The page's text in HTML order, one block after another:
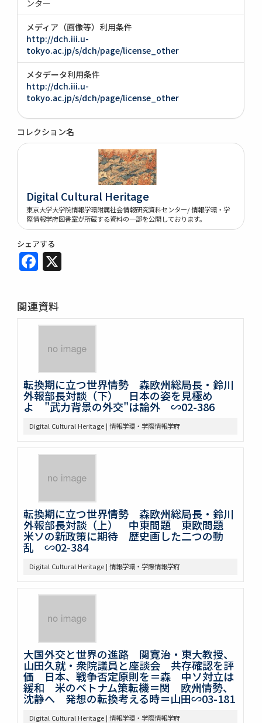
ンター
メディア（画像等）利用条件
http://dch.iii.u-
tokyo.ac.jp/s/dch/page/license_other
メタデータ利用条件
http://dch.iii.u-
tokyo.ac.jp/s/dch/page/license_other
コレクション名
Digital Cultural Heritage
東京大学大学院情報学環附属社会情報研究資料センター/ 情報学環・学
際情報学府図書室が所蔵する資料の一部を公開しております。
シェアする
Facebook
関連資料
転換期に立つ世界情勢 森欧州総局長・鈴川
外報部長対談（下） 日本の姿を見極め
よ "武力背景の外交"は論外 ∽02-386
Digital Cultural Heritage | 情報学環・学際情報学府
転換期に立つ世界情勢 森欧州総局長・鈴川
外報部長対談（上） 中東問題 東欧問題
米ソの新政策に期待 歴史画した二つの動
乱 ∽02-384
Digital Cultural Heritage | 情報学環・学際情報学府
大国外交と世界の進路 関寛治・東大教授、
山田久就・衆院議員と座談会 共存確認を評
価 日本、戦争否定原則を＝森 中ソ対立は
緩和 米のベトナム策転機＝関 欧州情勢、
沈静へ 発想の転換考える時＝山田∽03-181
Digital Cultural Heritage | 情報学環・学際情報学府